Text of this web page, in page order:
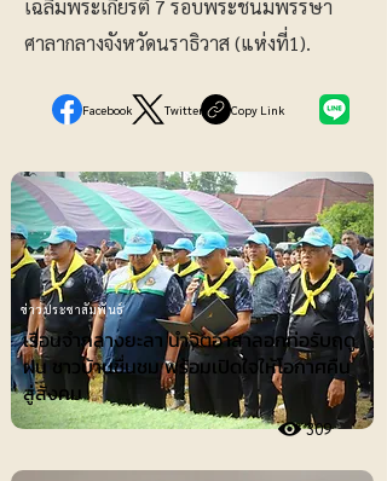
เฉลิมพระเกียรติ 7 รอบพระชนมพรรษา
ศาลากลางจังหวัดนราธิวาส (แห่งที่1).
Facebook Twitter Copy Link
ข่าวประชาสัมพันธ์
เรือนจำกลางยะลา นำจิตอาสาลอกท่อรับฤดู
ฝน ชาวบ้านชื่นชม พร้อมเปิดใจให้โอกาศคืน
สู่สังคม
309